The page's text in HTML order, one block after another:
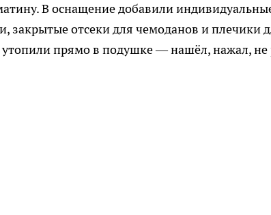
В оснащение добавили
закрытые отсеки для чемоданов и плечики
прямо в подушке — нашёл, нажал, не